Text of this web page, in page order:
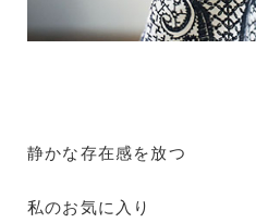
静かな存在感を放つ
私のお気に入り